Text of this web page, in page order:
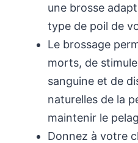
une brosse
type de poil de
Le brossage
morts, de
sanguine et de
naturelles de la
maintenir le
Donnez à votre